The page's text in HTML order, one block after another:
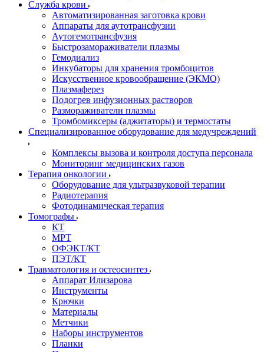
Служба крови
Автоматизированная заготовка крови
Аппараты для аутотрансфузии
Аутогемотрансфузия
Быстрозамораживатели плазмы
Гемодиализ
Инкубаторы для хранения тромбоцитов
Искусственное кровообращение (ЭКМО)
Плазмаферез
Подогрев инфузионных растворов
Размораживатели плазмы
Тромбомиксеры (аджитаторы) и термостаты
Специализированное оборудование для медучреждений
Комплексы вызова и контроля доступа персонала
Мониторинг медицинских газов
Терапия онкологии
Оборудование для ультразвуковой терапии
Радиотерапия
Фотодинамическая терапия
Томографы
КТ
МРТ
ОФЭКТ/КТ
ПЭТ/КТ
Травматология и остеосинтез
Аппарат Илизарова
Инструменты
Крючки
Материалы
Метчики
Наборы инструментов
Планки